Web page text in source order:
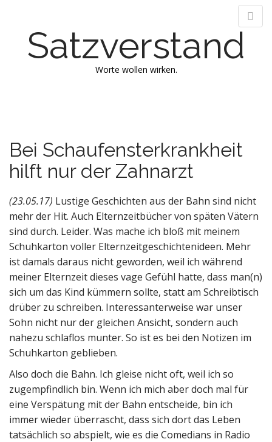
Satzverstand
Worte wollen wirken.
n
m
e
u
t
o
c
n
t
e
n
t
Bei Schaufensterkrankheit
hilft nur der Zahnarzt
(23.05.17) Lustige Geschichten aus der Bahn sind nicht
mehr der Hit. Auch Elternzeitbücher von späten Vätern
sind durch. Leider. Was mache ich bloß mit meinem
Schuhkarton voller Elternzeitgeschichtenideen. Mehr
ist damals daraus nicht geworden, weil ich während
meiner Elternzeit dieses vage Gefühl hatte, dass man(n)
sich um das Kind kümmern sollte, statt am Schreibtisch
drüber zu schreiben. Interessanterweise war unser
Sohn nicht nur der gleichen Ansicht, sondern auch
nahezu schlaflos munter. So ist es bei den Notizen im
Schuhkarton geblieben.
Also doch die Bahn. Ich gleise nicht oft, weil ich so
zugempfindlich bin. Wenn ich mich aber doch mal für
eine Verspätung mit der Bahn entscheide, bin ich
immer wieder überrascht, dass sich dort das Leben
tatsächlich so abspielt, wie es die Comedians in Radio